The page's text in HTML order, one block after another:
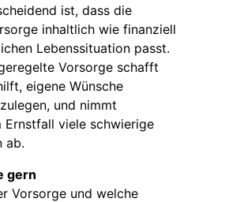
ist, dass die
inhaltlich wie finanziell
Lebenssituation passt.
Vorsorge schafft
eigene Wünsche
und nimmt
Ernstfall viele schwierige
ab.
gern
Vorsorge und welche